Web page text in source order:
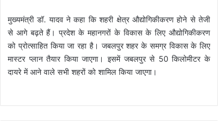
मुख्यमंत्री डॉ. यादव ने कहा कि शहरी क्षेत्र औद्योगिकीकरण होने से तेजी
से आगे बढ़ते हैं। प्रदेश के महानगरों के विकास के लिए औद्योगिकीकरण
को प्रोत्साहित किया जा रहा है। जबलपुर शहर के समग्र विकास के लिए
मास्टर प्लान तैयार किया जाएगा। इसमें जबलपुर से 50 किलोमीटर के
दायरे में आने वाले सभी शहरों को शामिल किया जाएगा।